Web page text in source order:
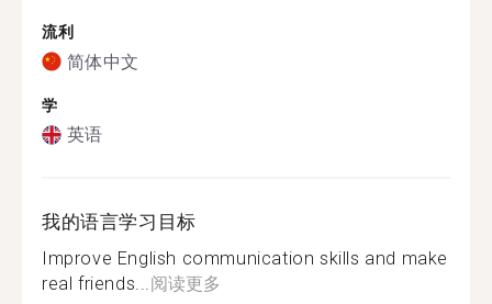
流利
简体中文
学
英语
我的语言学习目标
Improve English communication skills and make
real friends...阅读更多